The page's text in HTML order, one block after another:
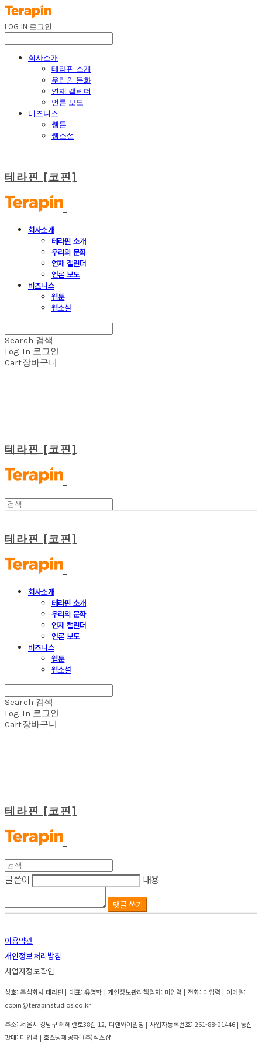
LOG IN 로그인
회사소개
테라핀 소개
우리의 문화
연재 캘린더
언론 보도
비즈니스
웹툰
웹소설
테라핀 [코핀]
회사소개
테라핀 소개
우리의 문화
연재 캘린더
언론 보도
비즈니스
웹툰
웹소설
Search 검색
Log In 로그인
Cart장바구니
테라핀 [코핀]
테라핀 [코핀]
회사소개
테라핀 소개
우리의 문화
연재 캘린더
언론 보도
비즈니스
웹툰
웹소설
Search 검색
Log In 로그인
Cart장바구니
테라핀 [코핀]
글쓴이 내용
댓글 쓰기
이용약관
개인정보처리방침
사업자정보확인
상호: 주식회사 테라핀 | 대표: 유영학 | 개인정보관리책임자: 미입력 | 전화: 미입력 | 이메일:
copin@terapinstudios.co.kr
주소: 서울시 강남구 테헤란로38길 12, 디앤와이빌딩 | 사업자등록번호: 261-88-01446| 통신
판매: 미입력 | 호스팅제공자: (주)식스샵